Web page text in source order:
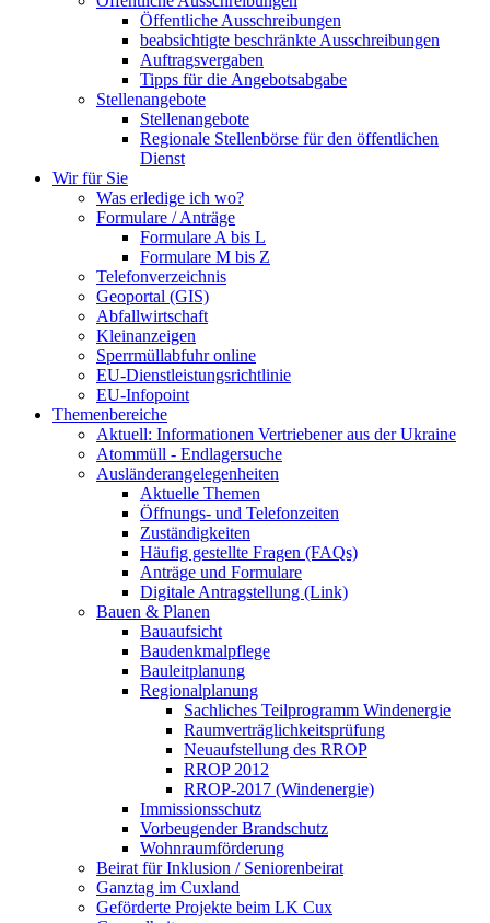
Öffentliche Ausschreibungen
beabsichtigte beschränkte Ausschreibungen
Auftragsvergaben
Tipps für die Angebotsabgabe
Stellenangebote
Stellenangebote
Regionale Stellenbörse für den öffentlichen
Dienst
Wir für Sie
Was erledige ich wo?
Formulare / Anträge
Formulare A bis L
Formulare M bis Z
Telefonverzeichnis
Geoportal (GIS)
Abfallwirtschaft
Kleinanzeigen
Sperrmüllabfuhr online
EU-Dienstleistungsrichtlinie
EU-Infopoint
Themenbereiche
Aktuell: Informationen Vertriebener aus der Ukraine
Atommüll - Endlagersuche
Ausländerangelegenheiten
Aktuelle Themen
Öffnungs- und Telefonzeiten
Zuständigkeiten
Häufig gestellte Fragen (FAQs)
Anträge und Formulare
Digitale Antragstellung (Link)
Bauen & Planen
Bauaufsicht
Baudenkmalpflege
Bauleitplanung
Regionalplanung
Sachliches Teilprogramm Windenergie
Raumverträglichkeitsprüfung
Neuaufstellung des RROP
RROP 2012
RROP-2017 (Windenergie)
Immissionsschutz
Vorbeugender Brandschutz
Wohnraumförderung
Beirat für Inklusion / Seniorenbeirat
Ganztag im Cuxland
Geförderte Projekte beim LK Cux